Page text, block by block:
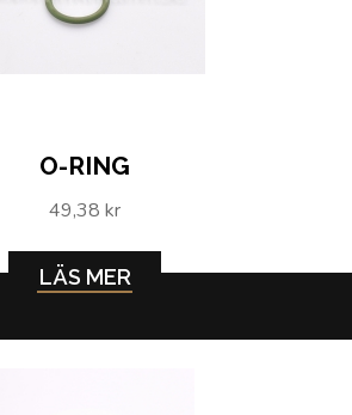
O-RING
49,38 kr
LÄS MER